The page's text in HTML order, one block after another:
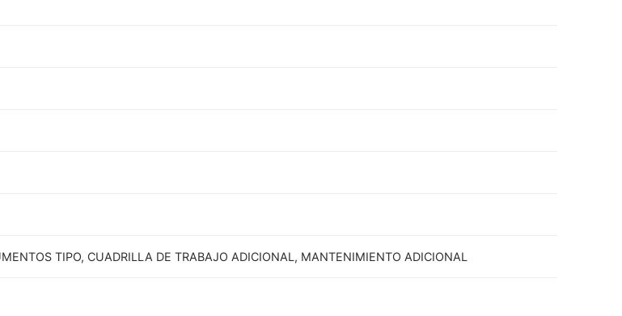
TIPO, CUADRILLA DE TRABAJO ADICIONAL, MANTENIMIENTO ADICIONAL